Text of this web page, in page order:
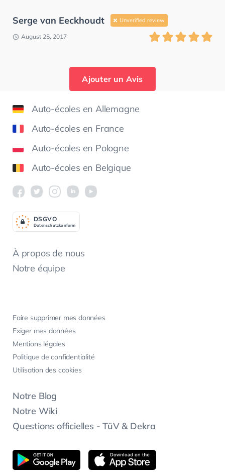
Serge van Eeckhoudt Unverified review
August 25, 2017
Ajouter un Avis
Auto-écoles en Allemagne
Auto-écoles en France
Auto-écoles en Pologne
Auto-écoles en Belgique
À propos de nous
Notre équipe
Faire supprimer mes données
Exiger mes données
Mentions légales
Politique de confidentialité
Utilisation des cookies
Notre Blog
Notre Wiki
Questions officielles - TüV & Dekra
Datenschutzkonform
DSGVO